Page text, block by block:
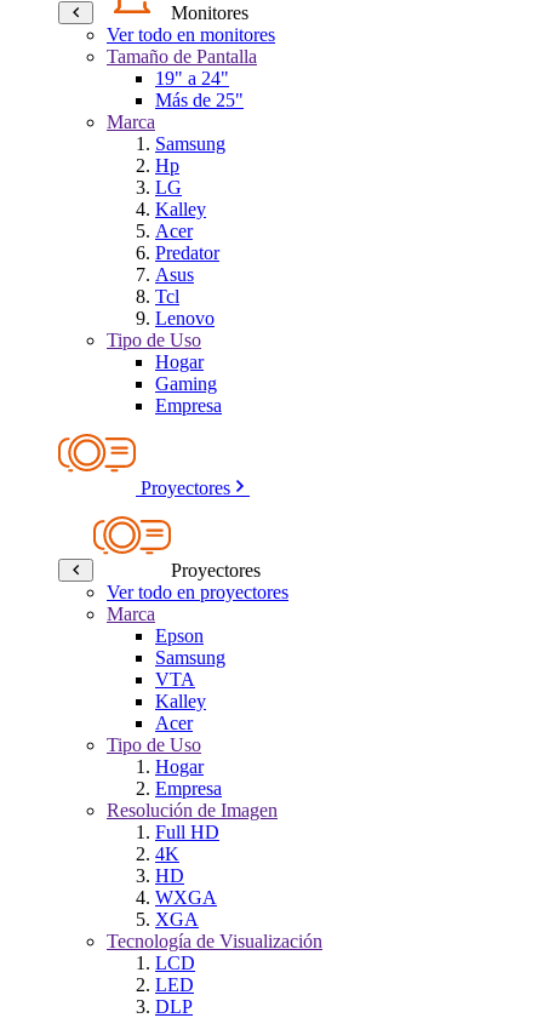
Monitores
Ver todo en monitores
Tamaño de Pantalla
19" a 24"
Más de 25"
Marca
Samsung
Hp
LG
Kalley
Acer
Predator
Asus
Tcl
Lenovo
Tipo de Uso
Hogar
Gaming
Empresa
Proyectores
Proyectores
Ver todo en proyectores
Marca
Epson
Samsung
VTA
Kalley
Acer
Tipo de Uso
Hogar
Empresa
Resolución de Imagen
Full HD
4K
HD
WXGA
XGA
Tecnología de Visualización
LCD
LED
DLP